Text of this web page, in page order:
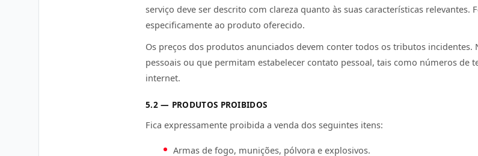
serviço deve ser descrito com clareza quanto às suas características
especificamente ao produto oferecido.
Os preços dos produtos anunciados devem conter todos os tributos
pessoais ou que permitam estabelecer contato pessoal, tais como números de
internet.
5.2 — PRODUTOS PROIBIDOS
Fica expressamente proibida a venda dos seguintes itens:
Armas de fogo, munições, pólvora e explosivos.